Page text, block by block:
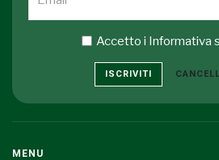
Accetto i Informativa
ISCRIVITI
MENU